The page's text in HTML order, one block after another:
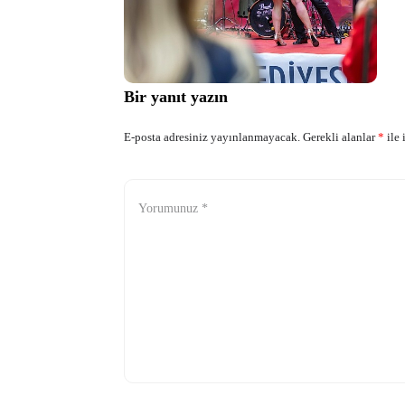
Bir yanıt yazın
E-posta adresiniz yayınlanmayacak. Gerekli alanlar* ile